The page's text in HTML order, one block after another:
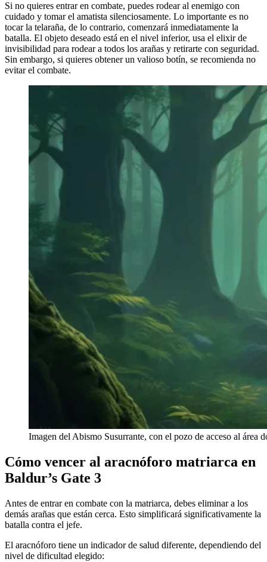
Si no quieres entrar en combate, puedes rodear al enemigo con
cuidado y tomar el amatista silenciosamente. Lo importante es no
tocar la telaraña, de lo contrario, comenzará inmediatamente la
batalla. El objeto deseado está en el nivel inferior, usa el elixir de
invisibilidad para rodear a todos los arañas y retirarte con seguridad.
Sin embargo, si quieres obtener un valioso botín, se recomienda no
evitar el combate.
Imagen del Abismo Susurrante, con el pozo de acceso al área
Cómo vencer al aracnóforo matriarca en
Baldur’s Gate 3
Antes de entrar en combate con la matriarca, debes eliminar a los
demás arañas que están cerca. Esto simplificará significativamente la
batalla contra el jefe.
El aracnóforo tiene un indicador de salud diferente, dependiendo del
nivel de dificultad elegido: